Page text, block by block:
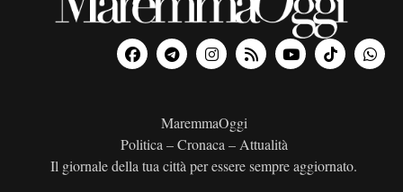
MaremmaOggi
Politica – Cronaca – Attualità
Il giornale della tua città per essere sempre aggiornato.